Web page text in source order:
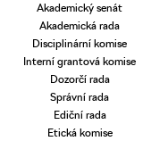
Akademický senát
Akademická rada
Disciplinární komise
Interní grantová komise
Dozorčí rada
Správní rada
Ediční rada
Etická komise